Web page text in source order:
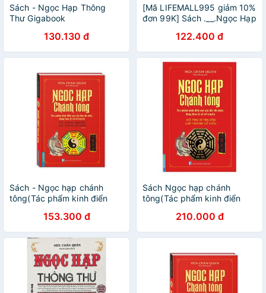
Sách - Ngọc Hạp Thông
Thư Gigabook
130.130 đ
[Mã LIFEMALL995 giảm 10%
đơn 99K] Sách .__.Ngọc Hạp
122.400 đ
Sách - Ngọc hạp chánh
tông(Tác phẩm kinh điển
theo lý số cổ truyền) (bìa
cứng) - tái bản
153.300 đ
Sách Ngọc hạp chánh
tông(Tác phẩm kinh điển
theo lý số cổ truyền)
210.000 đ